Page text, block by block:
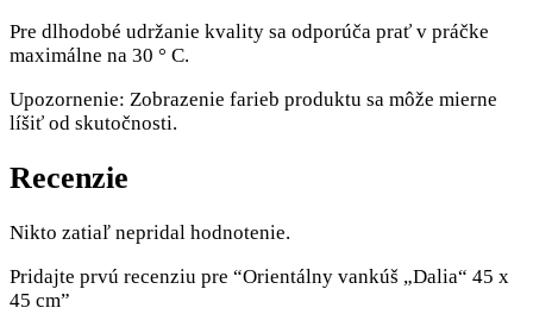
Pre dlhodobé udržanie kvality sa odporúča prať v práčke
maximálne na 30 ° C.
Upozornenie: Zobrazenie farieb produktu sa môže mierne
líšiť od skutočnosti.
Recenzie
Nikto zatiaľ nepridal hodnotenie.
Pridajte prvú recenziu pre “Orientálny vankúš „Dalia“ 45 x
45 cm”